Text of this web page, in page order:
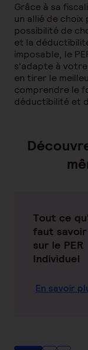
Grâce à sa
un allié de
possibilité de
et la
imposable, le
s'adapte à
en tirer le
comprendre le
déductibilité et
Tout ce
faut savoir
sur le PER
Individuel
En savoir